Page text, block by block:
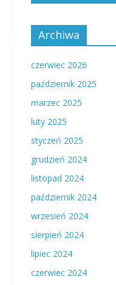
Archiwa
czerwiec 2026
październik 2025
marzec 2025
luty 2025
styczeń 2025
grudzień 2024
listopad 2024
październik 2024
wrzesień 2024
sierpień 2024
lipiec 2024
czerwiec 2024